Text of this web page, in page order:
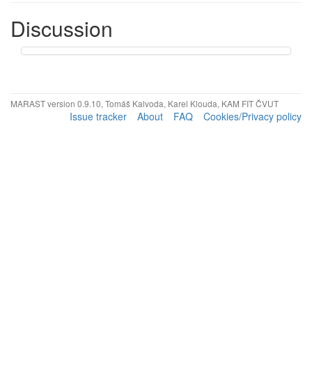
Discussion
MARAST version 0.9.10, Tomáš Kalvoda, Karel Klouda, KAM FIT ČVUT
Issue tracker About FAQ Cookies/Privacy policy